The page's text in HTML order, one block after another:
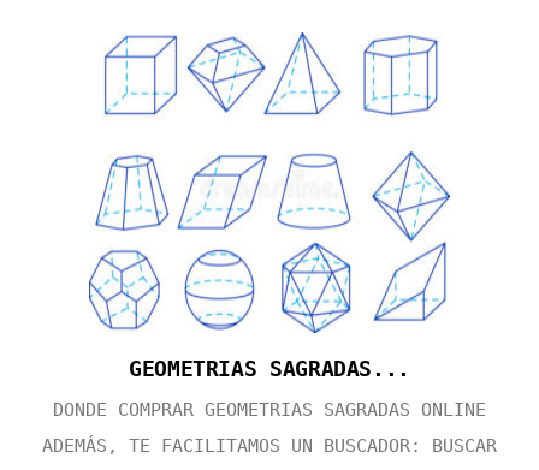
GEOMETRIAS SAGRADAS...
DONDE COMPRAR GEOMETRIAS SAGRADAS ONLINE
ADEMÁS, TE FACILITAMOS UN BUSCADOR: BUSCAR